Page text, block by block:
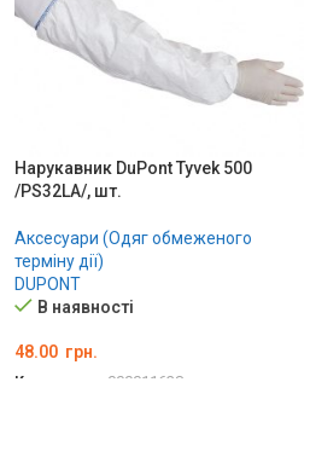
Нарукавник DuPont Tyvek 500
/PS32LA/, шт.
Аксесуари (Одяг обмеженого
терміну дії)
DUPONT
В наявності
48.00 грн.
Код товару: 000011638